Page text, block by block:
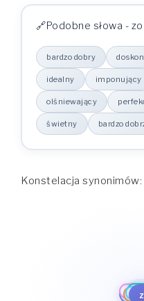
Podobne słowa -
bardzo dobry
idealny imponujący
olśniewający
świetny bardzo
Konstelacja synonimów: